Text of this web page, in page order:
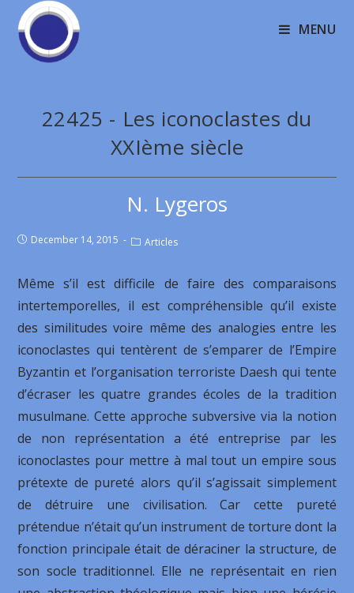
MENU
22425 - Les iconoclastes du
XXIème siècle
N. Lygeros
December 14, 2015 Articles
Même s’il est difficile de faire des comparaisons
intertemporelles, il est compréhensible qu’il existe
des similitudes voire même des analogies entre les
iconoclastes qui tentèrent de s’emparer de l’Empire
Byzantin et l’organisation terroriste Daesh qui tente
d’écraser les quatre grandes écoles de la tradition
musulmane. Cette approche subversive via la notion
de non représentation a été entreprise par les
iconoclastes pour mettre à mal tout un empire sous
prétexte de pureté alors qu’il s’agissait simplement
de détruire une civilisation. Car cette pureté
prétendue n’était qu’un instrument de torture dont la
fonction principale était de déraciner la structure, de
son socle traditionnel. Elle ne représentait en rien